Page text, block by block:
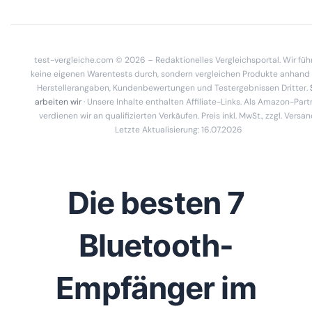
test-vergleiche.com © 2026 – Redaktionelles Vergleichsportal. Wir
keine eigenen Warentests durch, sondern vergleichen Produkte anhand
Herstellerangaben, Kundenbewertungen und Testergebnissen Dritter.
arbeiten wir· Unsere Inhalte enthalten Affiliate-Links. Als Amazon-
verdienen wir an qualifizierten Verkäufen. Preis inkl. MwSt., zzgl.
Letzte Aktualisierung: 16.07.2026
Die besten 7
Bluetooth-
Empfänger im